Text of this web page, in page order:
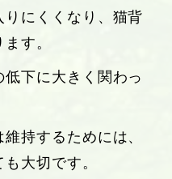
にくくなり、猫背
す。
下に大きく関わっ
持するためには、
大切です。